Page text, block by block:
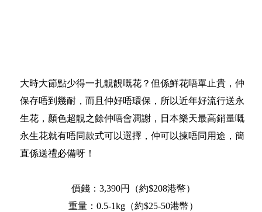
大時大節點少得一扎靚靚嘅花？但係鮮花唔單止貴，仲
保存唔到幾耐，而且仲好唔環保，所以近年好流行送永
生花，顏色超靚之餘仲唔會凋謝，日本樂天最高銷量嘅
永生花就有唔同款式可以選擇，仲可以揀唔同用途，簡
直係送禮必備呀！
價錢：3,390円（約$208港幣）
重量：0.5-1kg（約$25-50港幣）